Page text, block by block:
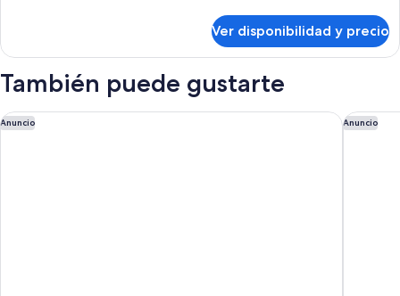
Tea
Rooftop)
superior,
ventanas
Tea
On
Ver disponibilidad y precio
También puede gustarte
Anuncio
Le Meridien Saigon Anuncio
Hilton